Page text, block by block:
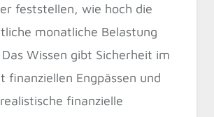
feststellen, wie hoch die
monatliche Belastung
Wissen gibt Sicherheit im
finanziellen Engpässen und
finanzielle